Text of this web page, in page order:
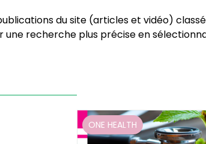
du site (articles et vidéo)
une recherche plus précise en
ONE HEALTH